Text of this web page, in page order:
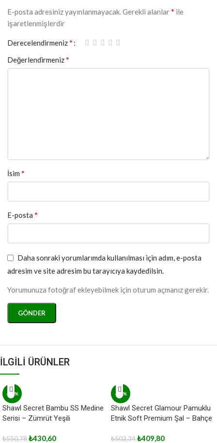
E-posta adresiniz yayınlanmayacak.Gerekli alanlar* ile
işaretlenmişlerdir
Derecelendirmeniz*
Değerlendirmeniz*
İsim *
E-posta *
Daha sonraki yorumlarımda kullanılması için adım, e-posta
adresim ve site adresim bu tarayıcıya kaydedilsin.
Yorumunuza fotoğraf ekleyebilmek için oturum açmanız gerekir.
İLGİLİ ÜRÜNLER
-22%
Shawl Secret Bambu SS Medine
Serisi – Zümrüt Yeşili
₺550,78₺430,60
-18%
Shawl Secret Glamour Pamuklu
Etnik Soft Premium Şal – Bahçe
₺502,34₺409,80